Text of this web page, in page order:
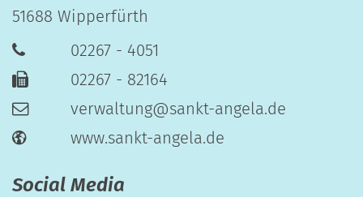
51688 Wipperfürth
02267 - 4051
02267 - 82164
verwaltung@sankt-angela.de
www.sankt-angela.de
Social Media